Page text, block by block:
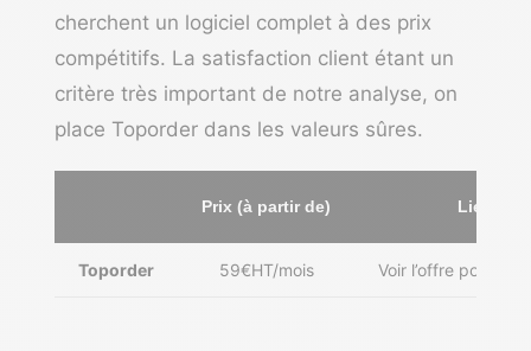
cherchent un logiciel complet à des prix
compétitifs. La satisfaction client étant un
critère très important de notre analyse, on
place Toporder dans les valeurs sûres.
Prix (à partir de) Lien
Toporder 59€HT/mois Voir l’offre pour la